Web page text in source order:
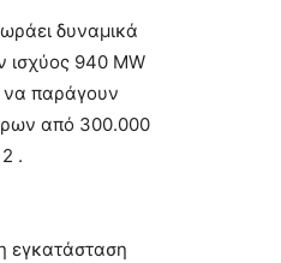
δυναμικά
ισχύος 940 MW
να παράγουν
από 300.000
.
εγκατάσταση